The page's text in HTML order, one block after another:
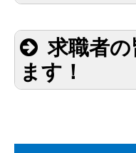
求職者
ます！